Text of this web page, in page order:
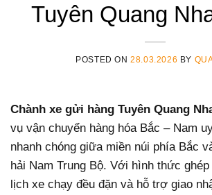
Tuyên Quang
POSTED ON28.03.2026 BY
Chành xe gửi hàng Tuyên Quang
vụ vận chuyển hàng hóa Bắc – Nam
nhanh chóng giữa miền núi phía Bắc
hải Nam Trung Bộ. Với hình thức
lịch xe chạy đều đặn và hỗ trợ giao